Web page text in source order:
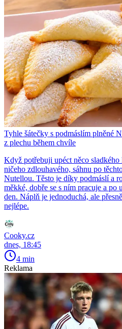
Tyhle šátečky s podmáslím plněné
z plechu během chvíle
Když potřebuji upéct něco sladkého
ničeho zdlouhavého, sáhnu po
Nutellou. Těsto je díky podmáslí a
měkké, dobře se s ním pracuje a po
den. Náplň je jednoduchá, ale
nejlépe.
Cooky.cz
dnes, 18:45
4 min
Reklama